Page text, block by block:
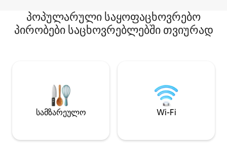
პოპულარული საყოფაცხოვრებო
პირობები საცხოვრებლებში თვიურად
სამზარეულო Wi-Fi